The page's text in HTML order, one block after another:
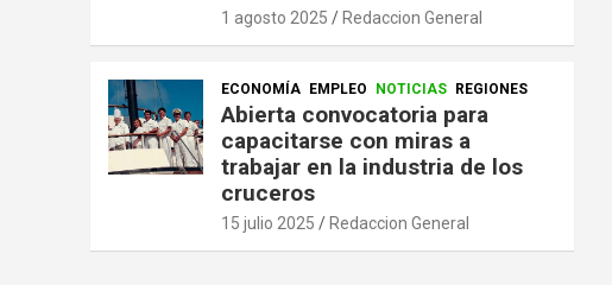
1 agosto 2025 Redaccion General
ECONOMÍA EMPLEO NOTICIAS REGIONES
Abierta convocatoria para
capacitarse con miras a
trabajar en la industria de los
cruceros
15 julio 2025 Redaccion General